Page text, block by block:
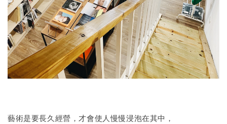
藝術是要長久經營，才會使人慢慢浸泡在其中，